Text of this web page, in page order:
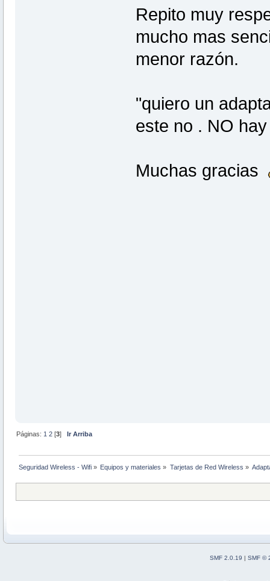
Repito muy
mucho mas
menor razón.
"quiero un
este no . NO
Muchas gracias
Páginas: 1 2 [3] Ir Arriba
Seguridad Wireless - Wifi » Equipos y materiales » Tarjetas de Red Wireless »
SMF 2.0.19 | SMF ©